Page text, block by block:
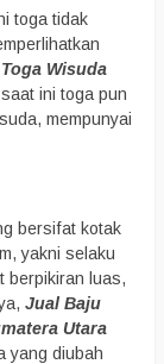
toga tidak
Wisuda
saat ini toga pun
mempunyai
bersifat kotak
yakni selaku
berpikiran luas,
Jual Baju
Utara
yang diubah